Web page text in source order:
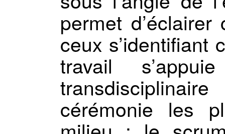
permet
ceux s’identifiant
travail
cérémonie les